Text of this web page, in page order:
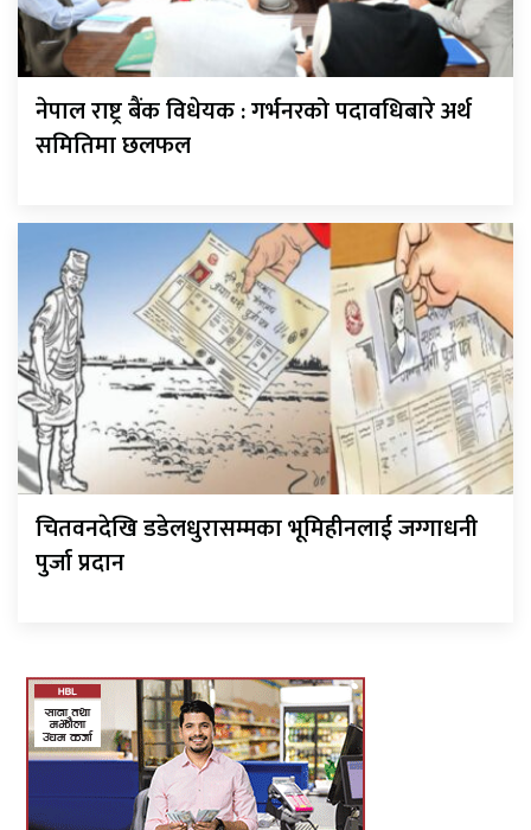
नेपाल राष्ट्र बैंक विधेयक : गर्भनरको पदावधिबारे अर्थ
समितिमा छलफल
चितवनदेखि डडेलधुरासम्मका भूमिहीनलाई जग्गाधनी
पुर्जा प्रदान